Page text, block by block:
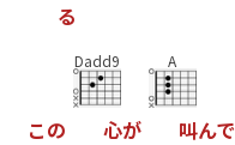
る
この
Dadd9
心が
A
叫んで